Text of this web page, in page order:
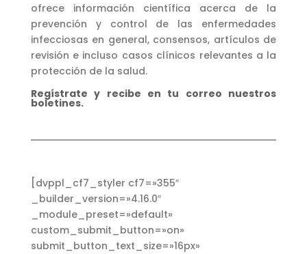
ofrece información científica acerca de la
prevención y control de las enfermedades
infecciosas en general, consensos, artículos de
revisión e incluso casos clínicos relevantes a la
protección de la salud.
Regístrate y recibe en tu correo nuestros
boletines.
[dvppl_cf7_styler cf7=»355″
_builder_version=»4.16.0″
_module_preset=»default»
custom_submit_button=»on»
submit_button_text_size=»16px»